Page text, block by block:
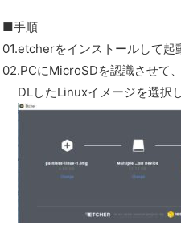
■手順
01.etcherをインストールして起
02.PCにMicroSDを認識させて、
DLしたLinuxイメージを選択